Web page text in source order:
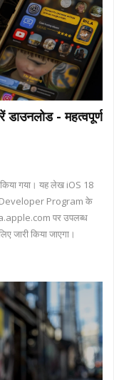
- महत्वपूर्ण
गया। यह लेख iOS 18
Developer Program के
पर उपलब्ध
जारी किया जाएगा।